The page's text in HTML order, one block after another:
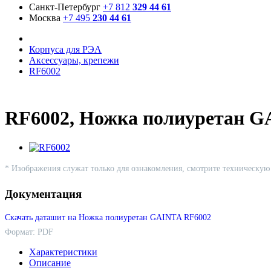
Санкт-Петербург +7 812 329 44 61
Москва +7 495 230 44 61
Корпуса для РЭА
Аксессуары, крепежи
RF6002
RF6002, Ножка полиуретан
* Изображения служат только для ознакомления, смотрите
Документация
Скачать даташит на Ножка полиуретан GAINTA RF6002
Формат: PDF
Характеристики
Описание